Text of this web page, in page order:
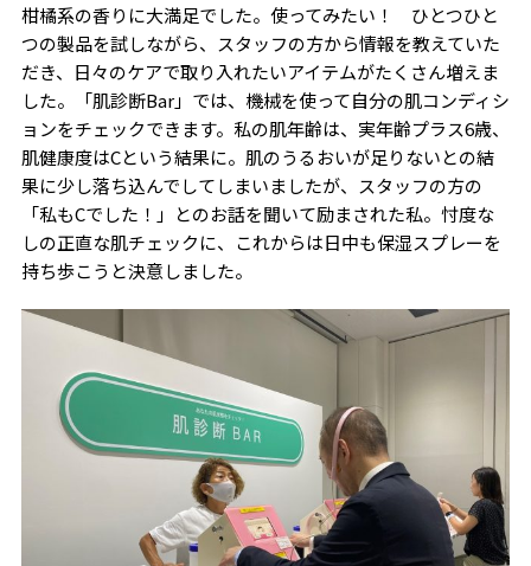
柑橘系の香りに大満足でした。使ってみたい！ ひとつひと
つの製品を試しながら、スタッフの方から情報を教えていた
だき、日々のケアで取り入れたいアイテムがたくさん増えま
した。「肌診断Bar」では、機械を使って自分の肌コンディシ
ョンをチェックできます。私の肌年齢は、実年齢プラス6歳、
肌健康度はCという結果に。肌のうるおいが足りないとの結
果に少し落ち込んでしてしまいましたが、スタッフの方の
「私もCでした！」とのお話を聞いて励まされた私。忖度な
しの正直な肌チェックに、これからは日中も保湿スプレーを
持ち歩こうと決意しました。